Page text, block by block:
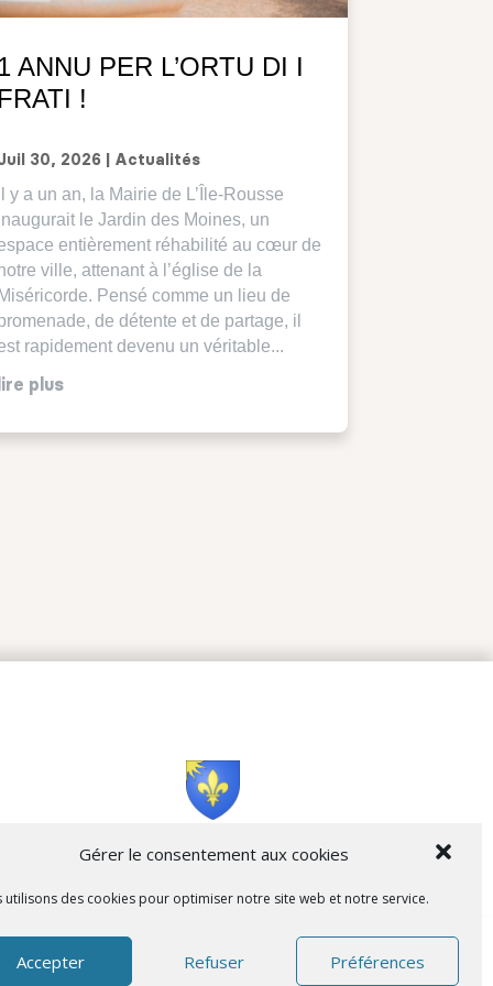
Gérer le consentement aux cookies
utilisons des cookies pour optimiser notre site web et notre service.
Accepter Refuser Préférences
ANNU PER L’ORTU DI I
!
30, 2026| Actualités
y a un an, la Mairie de L’Île-Rousse
le Jardin des Moines, un
entièrement réhabilité au cœur de
ville, attenant à l’église de la
Pensé comme un lieu de
de détente et de partage, il
rapidement devenu un véritable...
plus
Cità di L’Isula